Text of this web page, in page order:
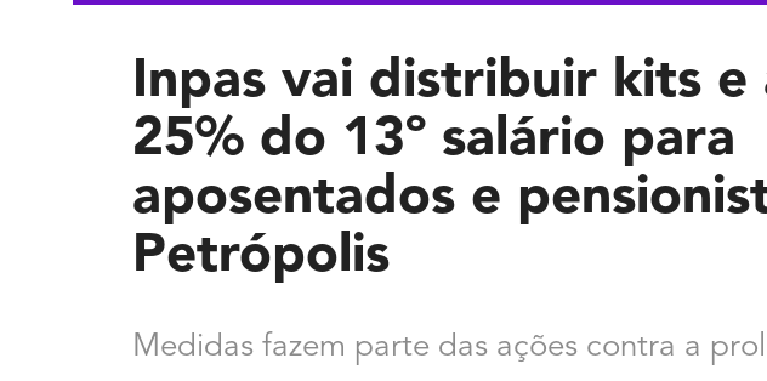
Inpas vai distribuir kits e
25% do 13º salário para
aposentados e
Petrópolis
Medidas fazem parte das ações contra a